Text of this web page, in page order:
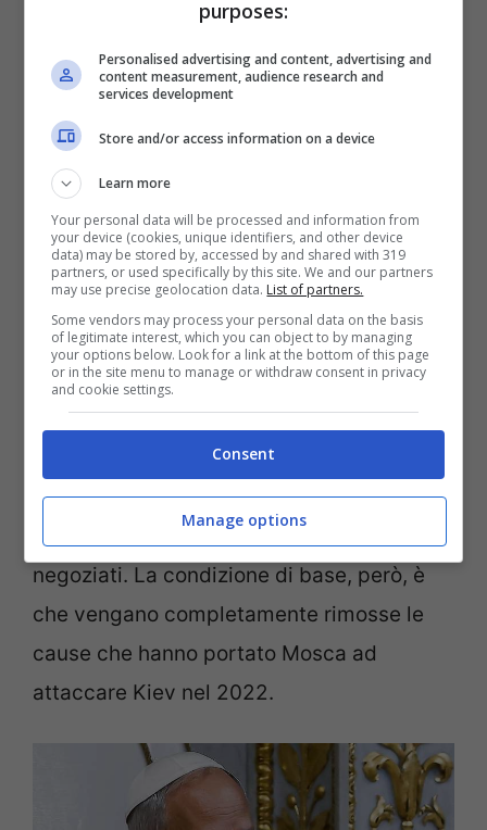
Zelensky e il presidente francese
mantenere uno stretto coordinamento tra i
partner in vista di un nuovo round di
negoziati. Round finalizzato a una
cessazione del fuoco e un accordo di pace
in Ucraina.
A questo puntoc’è da attendere la
risposta da parte della Russia.Il
presidente Vladimir Putin ha dialogato
sulla pace con Trump nei giorni scorsi,
confermando la volontà di procedere con i
negoziati. La condizione di base, però, è
che vengano completamente rimosse le
cause che hanno portato Mosca ad
attaccare Kiev nel 2022.
purposes:
Personalised advertising and content, advertising and
content measurement, audience research and
services development
Store and/or access information on a device
Learn more
Your personal data will be processed and information from
your device (cookies, unique identifiers, and other device
data) may be stored by, accessed by and shared with 319
partners, or used specifically by this site. We and our partners
may use precise geolocation data. List of partners.
Some vendors may process your personal data on the basis
of legitimate interest, which you can object to by managing
your options below. Look for a link at the bottom of this page
or in the site menu to manage or withdraw consent in privacy
and cookie settings.
Consent
Manage options